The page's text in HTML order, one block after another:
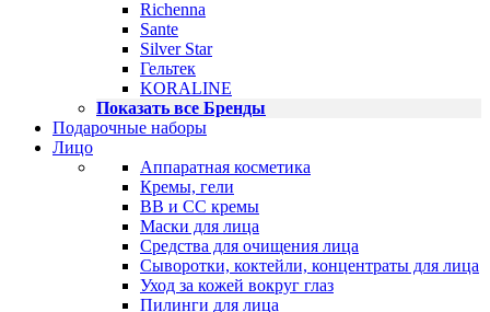
Richenna
Sante
Silver Star
Гельтек
KORALINE
Показать все Бренды
Подарочные наборы
Лицо
Аппаратная косметика
Кремы, гели
BB и CC кремы
Маски для лица
Средства для очищения лица
Сыворотки, коктейли, концентраты для лица
Уход за кожей вокруг глаз
Пилинги для лица